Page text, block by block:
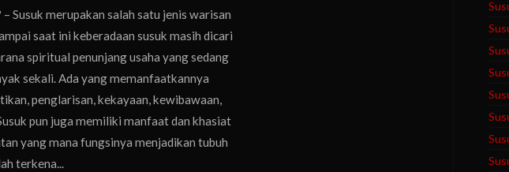
Susuk merupakan salah satu jenis warisan
saat ini keberadaan susuk masih dicari
spiritual penunjang usaha yang sedang
sekali. Ada yang memanfaatkannya
penglarisan, kekayaan, kewibawaan,
pun juga memiliki manfaat dan khasiat
yang mana fungsinya menjadikan tubuh
terkena...